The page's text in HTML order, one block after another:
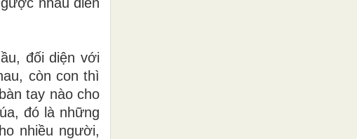
đối diện với
còn con thì
tay nào cho
đó là những
nhiều người,